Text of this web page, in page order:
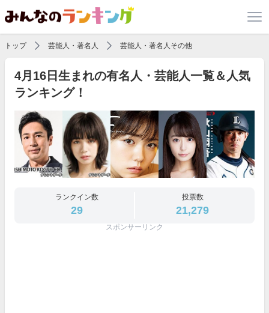
トップ 芸能人・著名人 芸能人・著名人その他
4月16日生まれの有名人・芸能人一覧＆人気
ランキング！
ランクイン数
29
投票数
21,279
スポンサーリンク